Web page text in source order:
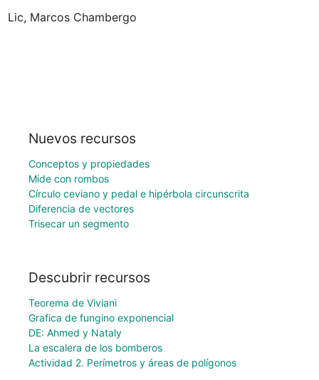
Lic, Marcos Chambergo
Nuevos recursos
Conceptos y propiedades
Mide con rombos
Círculo ceviano y pedal e hipérbola circunscrita
Diferencia de vectores
Trisecar un segmento
Descubrir recursos
Teorema de Viviani
Grafica de fungino exponencial
DE: Ahmed y Nataly
La escalera de los bomberos
Actividad 2. Perímetros y áreas de polígonos